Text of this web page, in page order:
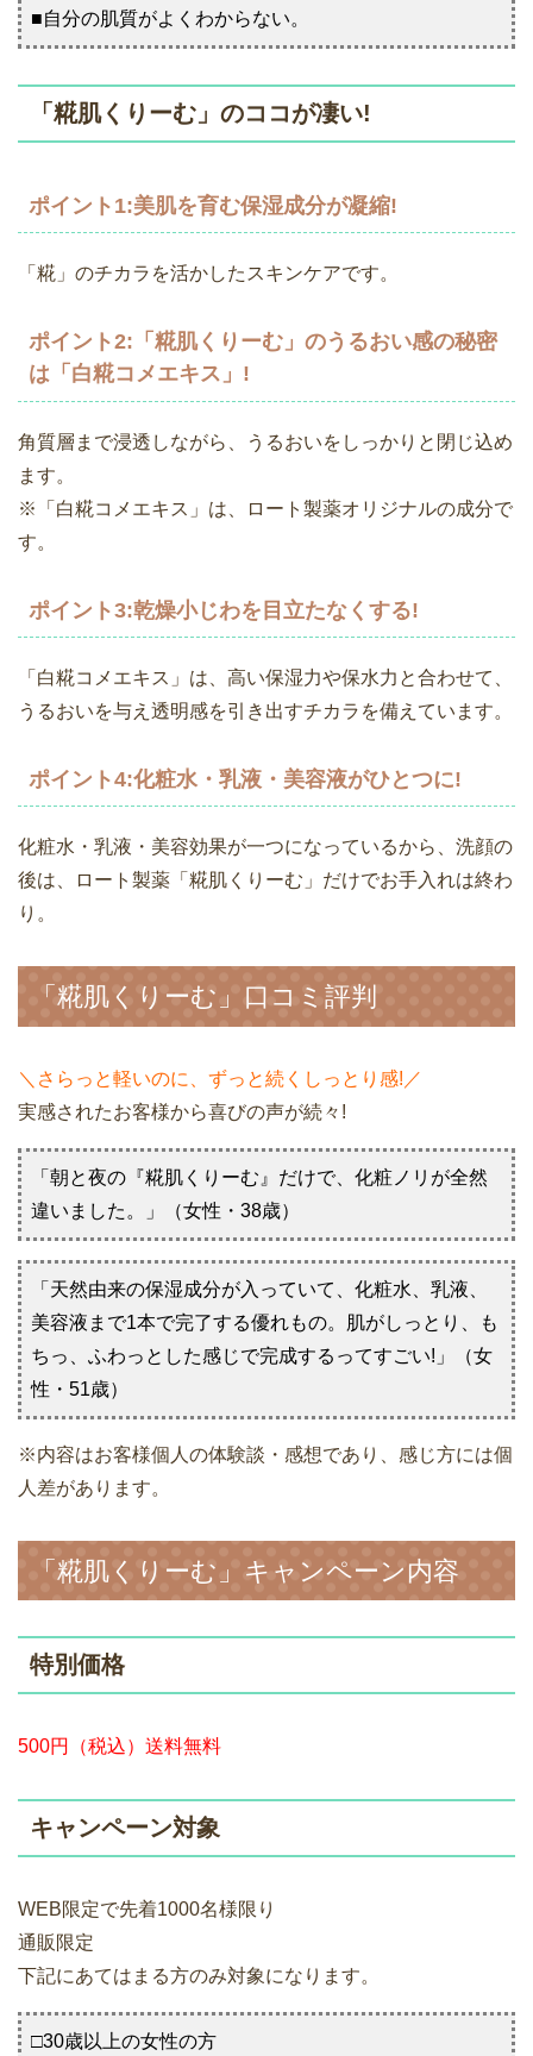
■自分の肌質がよくわからない。
「糀肌くりーむ」のココが凄い!
ポイント1:美肌を育む保湿成分が凝縮!
「糀」のチカラを活かしたスキンケアです。
ポイント2:「糀肌くりーむ」のうるおい感の秘密
は「白糀コメエキス」!
角質層まで浸透しながら、うるおいをしっかりと閉じ込め
ます。
※「白糀コメエキス」は、ロート製薬オリジナルの成分で
す。
ポイント3:乾燥小じわを目立たなくする!
「白糀コメエキス」は、高い保湿力や保水力と合わせて、
うるおいを与え透明感を引き出すチカラを備えています。
ポイント4:化粧水・乳液・美容液がひとつに!
化粧水・乳液・美容効果が一つになっているから、洗顔の
後は、ロート製薬「糀肌くりーむ」だけでお手入れは終わ
り。
「糀肌くりーむ」口コミ評判
＼さらっと軽いのに、ずっと続くしっとり感!／
実感されたお客様から喜びの声が続々!
「朝と夜の『糀肌くりーむ』だけで、化粧ノリが全然
違いました。」（女性・38歳）
「天然由来の保湿成分が入っていて、化粧水、乳液、
美容液まで1本で完了する優れもの。肌がしっとり、も
ちっ、ふわっとした感じで完成するってすごい!」（女
性・51歳）
※内容はお客様個人の体験談・感想であり、感じ方には個
人差があります。
「糀肌くりーむ」キャンペーン内容
特別価格
500円（税込）送料無料
キャンペーン対象
WEB限定で先着1000名様限り
通販限定
下記にあてはまる方のみ対象になります。
□30歳以上の女性の方